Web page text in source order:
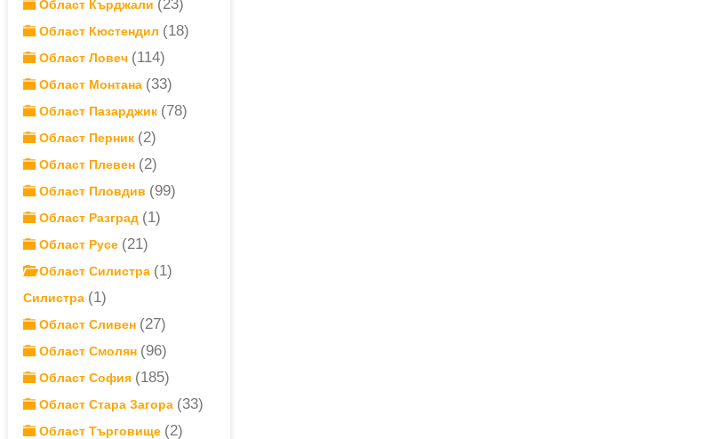
Област Кърджали (23)
Област Кюстендил (18)
Област Ловеч (114)
Област Монтана (33)
Област Пазарджик (78)
Област Перник (2)
Област Плевен (2)
Област Пловдив (99)
Област Разград (1)
Област Русе (21)
Област Силистра (1)
Силистра (1)
Област Сливен (27)
Област Смолян (96)
Област София (185)
Област Стара Загора (33)
Област Търговище (2)